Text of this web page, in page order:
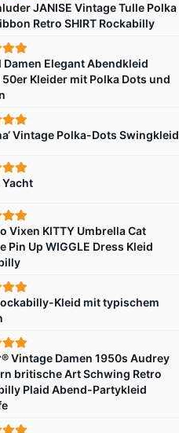
JANISE Vintage Tulle Polka
Retro SHIRT Rockabilly
Damen Elegant Abendkleid
Kleider mit Polka Dots und
Vintage Polka-Dots Swingkleid
Yacht
Vixen KITTY Umbrella Cat
Pin Up WIGGLE Dress Kleid
Kleid mit typischem
Vintage Damen 1950s Audrey
britische Art Schwing Retro
Plaid Abend-Partykleid